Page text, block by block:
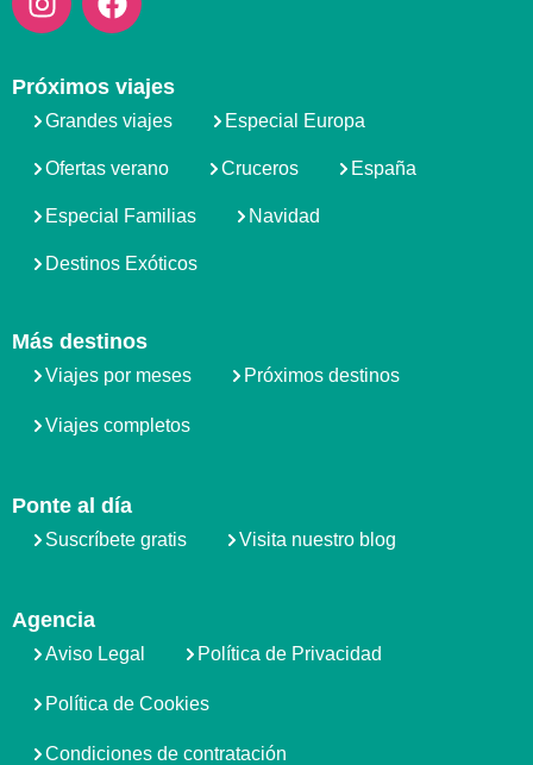
Próximos viajes
Grandes viajes Especial Europa
Ofertas verano Cruceros España
Especial Familias Navidad
Destinos Exóticos
Más destinos
Viajes por meses Próximos destinos
Viajes completos
Ponte al día
Suscríbete gratis Visita nuestro blog
Agencia
Aviso Legal Política de Privacidad
Política de Cookies
Condiciones de contratación